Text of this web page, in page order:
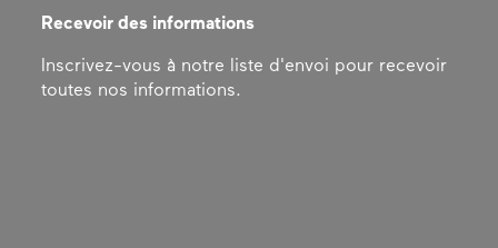
Recevoir des informations
Inscrivez-vous à notre liste d'envoi pour recevoir
toutes nos informations.